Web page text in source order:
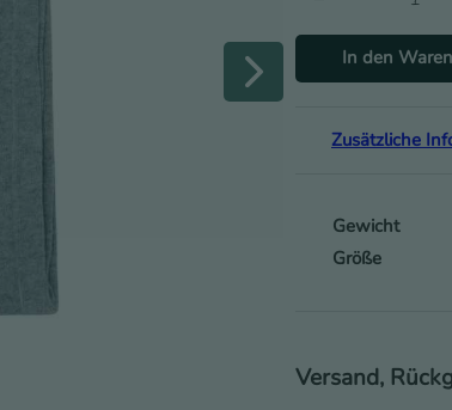
In den
Zusätzliche
Gewicht
Größe
Versand,